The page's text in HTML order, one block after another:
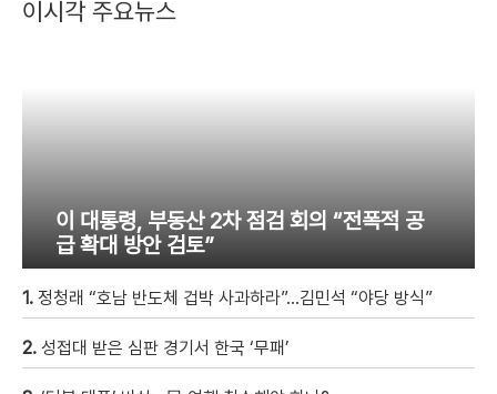
이시각 주요뉴스
이 대통령, 부동산 2차 점검 회의 “전폭적 공
급 확대 방안 검토”
1. 정청래 “호남 반도체 겁박 사과하라”…김민석 “야당 방식”
2. 성접대 받은 심판 경기서 한국 ‘무패’